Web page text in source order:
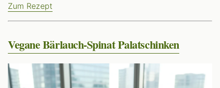
Zum Rezept
Vegane Bärlauch-Spinat Palatschinken